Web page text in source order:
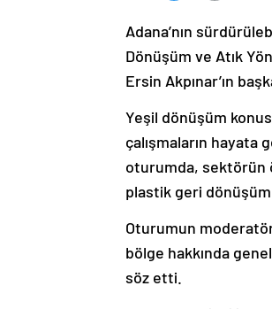
Adana’nın
Dönüşüm ve Atık
Ersin Akpınar’ın
Yeşil dönüşüm
çalışmaların hayata
oturumda, sektörün
plastik geri
Oturumun
bölge hakkında
söz etti.